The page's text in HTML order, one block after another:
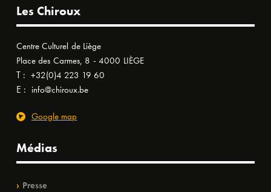
Les Chiroux
Centre Culturel de Liège
Place des Carmes, 8 - 4000 LIÈGE
T : +32(0)4 223 19 60
E : info@chiroux.be
Google map
Médias
Presse